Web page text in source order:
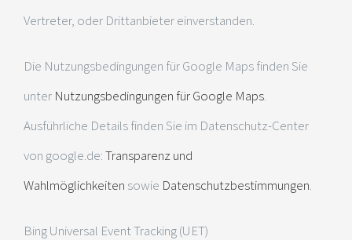
Vertreter, oder Drittanbieter einverstanden.
Die Nutzungsbedingungen für Google Maps finden Sie
unter Nutzungsbedingungen für Google Maps.
Ausführliche Details finden Sie im Datenschutz-Center
von google.de:Transparenz und
Wahlmöglichkeiten sowie Datenschutzbestimmungen.
Bing Universal Event Tracking (UET)